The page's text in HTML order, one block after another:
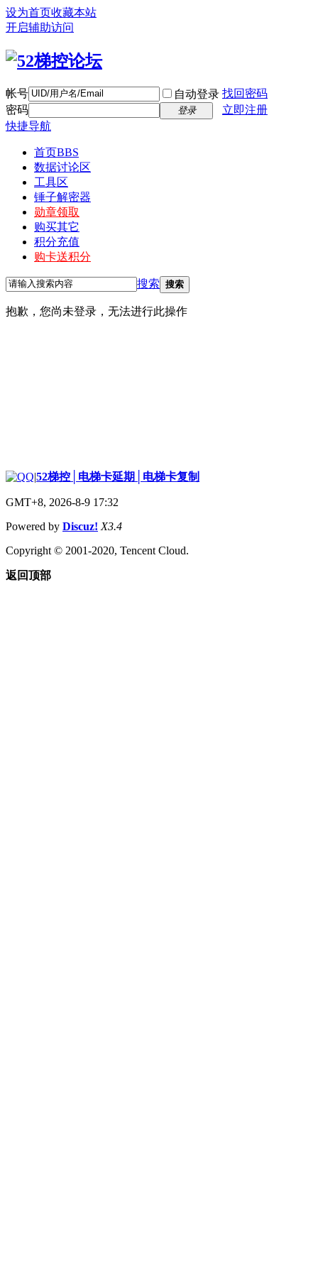
设为首页收藏本站
开启辅助访问
帐号 自动登录 找回密码
密码
登录
立即注册
快捷导航
首页BBS
数据讨论区
工具区
锤子解密器
勋章领取
购买其它
积分充值
购卡送积分
搜索 搜索
抱歉，您尚未登录，无法进行此操作
|52梯控│电梯卡延期│电梯卡复制
GMT+8, 2026-8-9 17:32
Powered by Discuz! X3.4
Copyright © 2001-2020, Tencent Cloud.
返回顶部